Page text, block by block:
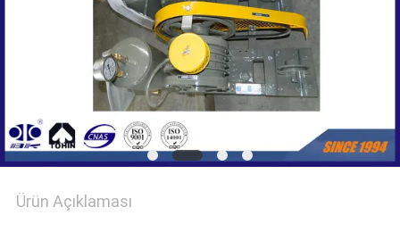
HARITASI
PRIVACY
POLICY
Ürün Açıklaması